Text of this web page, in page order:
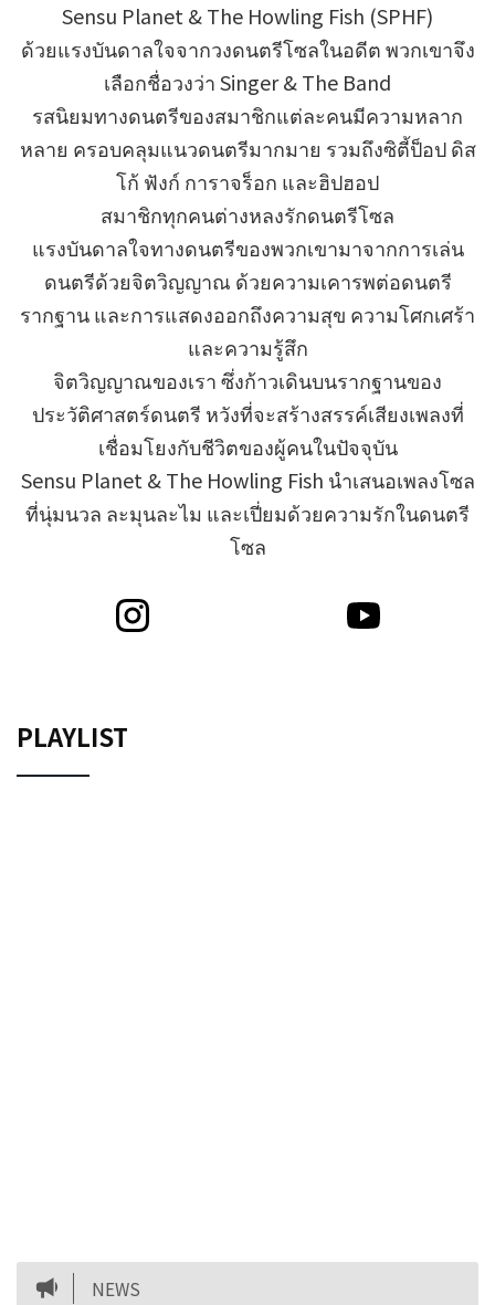
Sensu Planet & The Howling Fish (SPHF)
ด้วยแรงบันดาลใจจากวงดนตรีโซลในอดีต พวกเขาจึง
เลือกชื่อวงว่า Singer & The Band
รสนิยมทางดนตรีของสมาชิกแต่ละคนมีความหลาก
หลาย ครอบคลุมแนวดนตรีมากมาย รวมถึงซิตี้ป็อป ดิส
โก้ ฟังก์ การาจร็อก และฮิปฮอป
สมาชิกทุกคนต่างหลงรักดนตรีโซล
แรงบันดาลใจทางดนตรีของพวกเขามาจากการเล่น
ดนตรีด้วยจิตวิญญาณ ด้วยความเคารพต่อดนตรี
รากฐาน และการแสดงออกถึงความสุข ความโศกเศร้า
และความรู้สึก
จิตวิญญาณของเรา ซึ่งก้าวเดินบนรากฐานของ
ประวัติศาสตร์ดนตรี หวังที่จะสร้างสรรค์เสียงเพลงที่
เชื่อมโยงกับชีวิตของผู้คนในปัจจุบัน
Sensu Planet & The Howling Fish นำเสนอเพลงโซล
ที่นุ่มนวล ละมุนละไม และเปี่ยมด้วยความรักในดนตรี
โซล
PLAYLIST
NEWS